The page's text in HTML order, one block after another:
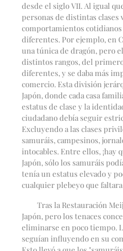
desde el siglo VII. Al igual
personas de distintas
comportamientos
diferentes. Por ejemplo, en
una túnica de dragón, pero
distintos rangos, del
diferentes, y se daba más
comercio. Esta división
Japón, donde cada casa
estatus de clase y la
ciudadano debía seguir
Excluyendo a las clases
samuráis, campesinos,
intocables. Entre ellos, ¡hay
Japón, sólo los samuráis
tenía un estatus elevado y
cualquier plebeyo que
Tras la Restauración
Japón, pero los tenaces
eliminarse en poco tiempo.
seguían influyendo en su